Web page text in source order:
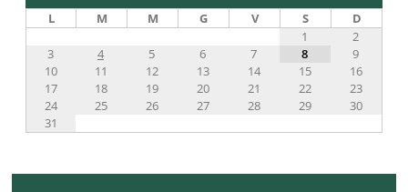
L M M G V S
D
1
2
3
4 5 6 7 8
9
10
11 12 13 14 15
16
17
18 19 20 21 22
23
24
25 26 27 28 29
30
31